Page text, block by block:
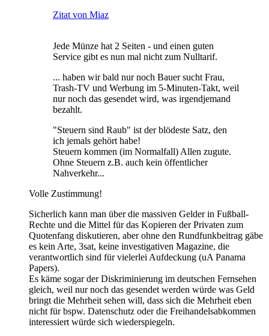
Zitat von Miaz
Jede Münze hat 2 Seiten - und einen guten
Service gibt es nun mal nicht zum Nulltarif.
... haben wir bald nur noch Bauer sucht Frau,
Trash-TV und Werbung im 5-Minuten-Takt, weil
nur noch das gesendet wird, was irgendjemand
bezahlt.
"Steuern sind Raub" ist der blödeste Satz, den
ich jemals gehört habe!
Steuern kommen (im Normalfall) Allen zugute.
Ohne Steuern z.B. auch kein öffentlicher
Nahverkehr...
Volle Zustimmung!
Sicherlich kann man über die massiven Gelder in Fußball-
Rechte und die Mittel für das Kopieren der Privaten zum
Quotenfang diskutieren, aber ohne den Rundfunkbeitrag gäbe
es kein Arte, 3sat, keine investigativen Magazine, die
verantwortlich sind für vielerlei Aufdeckung (uA Panama
Papers).
Es käme sogar der Diskriminierung im deutschen Fernsehen
gleich, weil nur noch das gesendet werden würde was Geld
bringt die Mehrheit sehen will, dass sich die Mehrheit eben
nicht für bspw. Datenschutz oder die Freihandelsabkommen
interessiert würde sich wiederspiegeln.